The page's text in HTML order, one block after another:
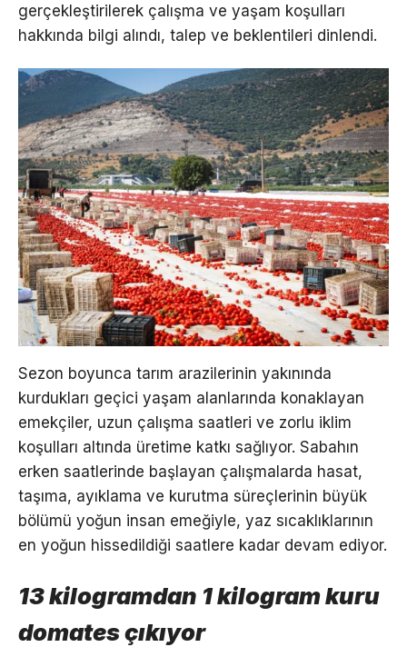
gerçekleştirilerek çalışma ve yaşam koşulları
hakkında bilgi alındı, talep ve beklentileri dinlendi.
Sezon boyunca tarım arazilerinin yakınında
kurdukları geçici yaşam alanlarında konaklayan
emekçiler, uzun çalışma saatleri ve zorlu iklim
koşulları altında üretime katkı sağlıyor. Sabahın
erken saatlerinde başlayan çalışmalarda hasat,
taşıma, ayıklama ve kurutma süreçlerinin büyük
bölümü yoğun insan emeğiyle, yaz sıcaklıklarının
en yoğun hissedildiği saatlere kadar devam ediyor.
13 kilogramdan 1 kilogram kuru
domates çıkıyor